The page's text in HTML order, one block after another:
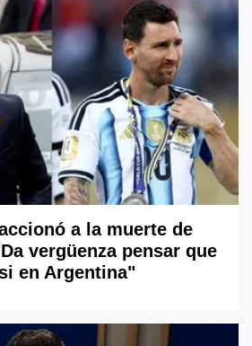
a la muerte de
vergüenza pensar que
en Argentina"